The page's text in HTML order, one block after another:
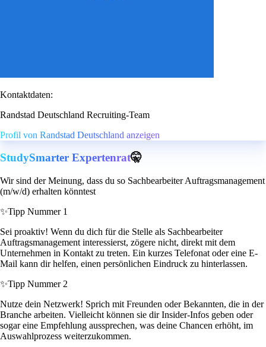
Kontaktdaten:
Randstad Deutschland Recruiting-Team
Profil von Randstad Deutschland anzeigen
StudySmarter Expertenrat🤫
Wir sind der Meinung, dass du so Sachbearbeiter Auftragsmanagement
(m/w/d) erhalten könntest
✨Tipp Nummer 1
Sei proaktiv! Wenn du dich für die Stelle als Sachbearbeiter
Auftragsmanagement interessierst, zögere nicht, direkt mit dem
Unternehmen in Kontakt zu treten. Ein kurzes Telefonat oder eine E-
Mail kann dir helfen, einen persönlichen Eindruck zu hinterlassen.
✨Tipp Nummer 2
Nutze dein Netzwerk! Sprich mit Freunden oder Bekannten, die in der
Branche arbeiten. Vielleicht können sie dir Insider-Infos geben oder
sogar eine Empfehlung aussprechen, was deine Chancen erhöht, im
Auswahlprozess weiterzukommen.